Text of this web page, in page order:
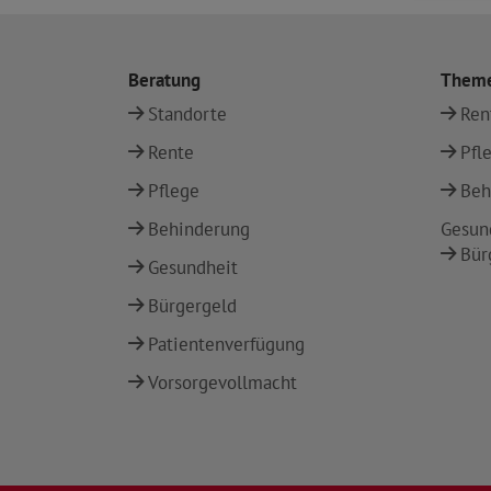
Beratung
Standorte
Rente
Pflege
Behinderung
Gesundheit
Bürgergeld
Patientenverfügung
Vorsorgevollmacht